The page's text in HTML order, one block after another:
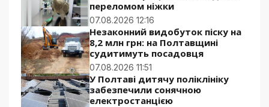
переломом ніжки
07.08.2026 12:16
Незаконний видобуток піску на
8,2 млн грн: на Полтавщині
судитимуть посадовця
07.08.2026 11:51
У Полтаві дитячу поліклініку
забезпечили сонячною
електростанцією